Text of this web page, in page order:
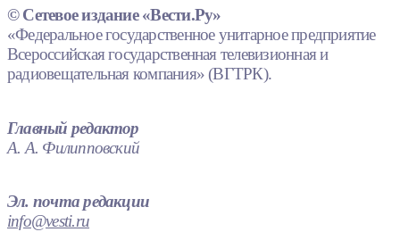
© Сетевое издание «Вести.Ру»
«Федеральное государственное унитарное предприятие
Всероссийская государственная телевизионная и
радиовещательная компания» (ВГТРК).
Главный редактор
А. А. Филипповский
Эл. почта редакции
info@vesti.ru